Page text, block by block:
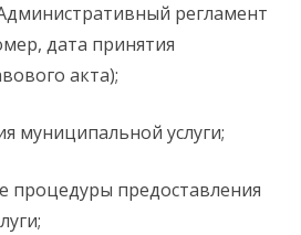
регламент
дата принятия
акта);
муниципальной услуги;
процедуры предоставления